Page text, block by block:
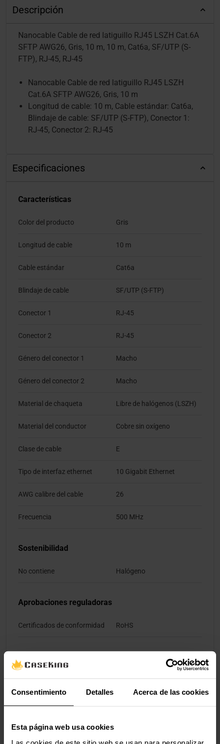
Consentimiento Detalles Acerca de las cookies
Esta página web usa cookies
Descripción
Nanocable Cable de red latiguillo RJ45 LSZH Cat.6A
SFTP AWG26, Gris, 10 m, 10 m, Cat6a, SF/UTP (S-
FTP), RJ-45, RJ-45
Nanocable Cable de red latiguillo RJ45 LSZH
Cat.6A SFTP AWG26, Gris, 10 m
Longitud de cable: 10 m, Cable estándar: Cat6a,
Blindaje de cable: SF/UTP (S-FTP), Conector 1:
RJ-45, Conector 2: RJ-45
Especificaciones
Características
Color del producto Gris
Longitud de cable 10 m
Cable estándar Cat6a
Blindaje de cable SF/UTP (S-FTP)
Conector 1 RJ-45
Conector 2 RJ-45
Género del conector 1 Macho
Género del conector 2 Macho
Material de chaqueta Libre de halógenos (LSZH)
Material del conductor Cobre sin oxígeno
Clase de cable E
Tipo de interfaz ethernet 10 Gigabit Ethernet
AWG calibre del cable 26
Frecuencia 500 MHz
Sostenibilidad
No contiene Halógeno
Aprobaciones reguladoras
Certificados de conformidad RoHS
Cantidad por paquete 1 pieza(s)
Ancho del paquete